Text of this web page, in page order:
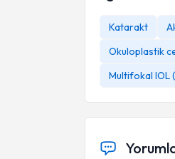
Katarakt
Okuloplastik
Multifokal IOL